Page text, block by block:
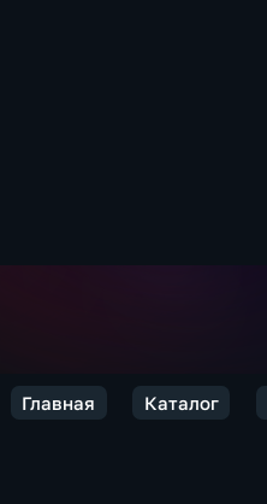
Главная Каталог